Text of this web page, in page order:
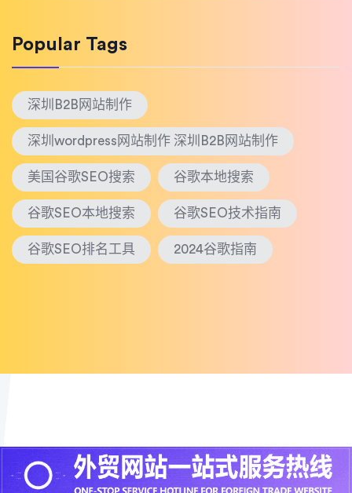
Popular Tags
深圳B2B网站制作
深圳wordpress网站制作 深圳B2B网站制作
美国谷歌SEO搜索 谷歌本地搜索
谷歌SEO本地搜索 谷歌SEO技术指南
谷歌SEO排名工具 2024谷歌指南